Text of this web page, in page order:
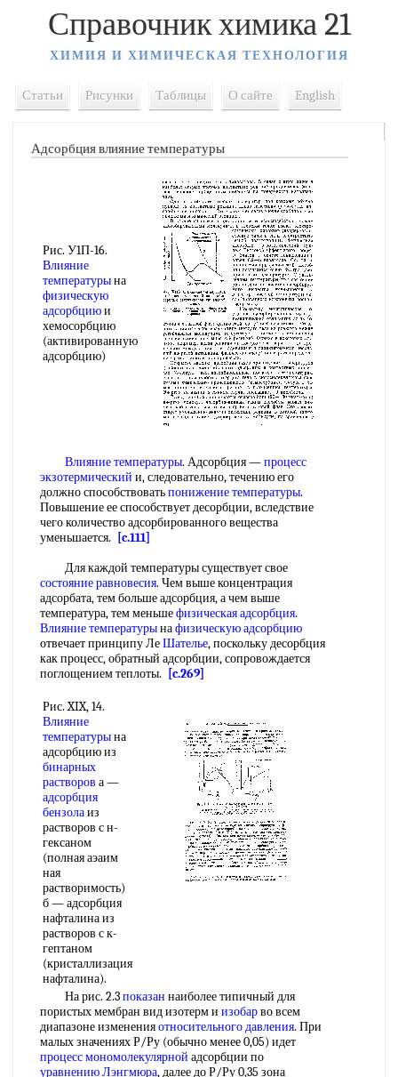
Справочник химика 21
ХИМИЯ И ХИМИЧЕСКАЯ ТЕХНОЛОГИЯ
Статьи Рисунки Таблицы О сайте English
Адсорбция влияние температуры
Рис. У1П-16.
Влияние
температурына
физическую
адсорбциюи
хемосорбцию
(активированную
адсорбцию)
Влияние температуры. Адсорбция —процесс
экзотермический и, следовательно, течению его
должно способствоватьпонижение температуры.
Повышение ее способствует десорбции, вследствие
чего количество адсорбированного вещества
уменьшается.
[c.111]
Для каждой температуры существует свое
состояние равновесия. Чем выше концентрация
адсорбата, тем больше адсорбция, а чем выше
температура, тем меньшефизическая адсорбция.
Влияние температурынафизическую адсорбцию
отвечает принципу ЛеШателье, поскольку десорбция
как процесс, обратный адсорбции, сопровождается
поглощением теплоты.
[c.269]
Рис. XIX, 14.
Влияние
температурына
адсорбцию из
бинарных
растворов а —
адсорбция
бензолаиз
растворов с н-
гексаном
(полная аэаим
ная
растворимость)
б — адсорбция
нафталина из
растворов с к-
гептаном
(кристаллизация
нафталина).
На рис. 2.3показан наиболее типичный для
пористых мембран вид изотерм и изобарво всем
диапазоне измененияотносительного давления. При
малых значениях Р/Ру (обычно менее 0,05) идет
процесс мономолекулярной адсорбции по
уравнению Лэнгмюра, далее до Р/Ру 0,35 зона